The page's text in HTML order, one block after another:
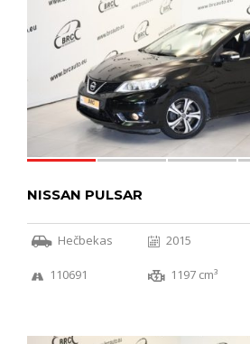
NISSAN PULSAR
Hečbekas 2015
110691 1197 cm³